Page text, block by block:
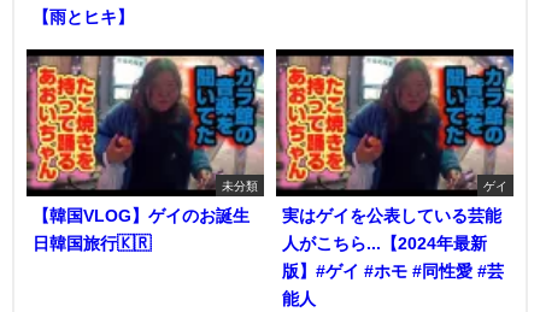
【雨とヒキ】
未分類
【韓国VLOG】ゲイのお誕生
日韓国旅行🇰🇷
ゲイ
実はゲイを公表している芸能
人がこちら...【2024年最新
版】#ゲイ #ホモ #同性愛 #芸
能人